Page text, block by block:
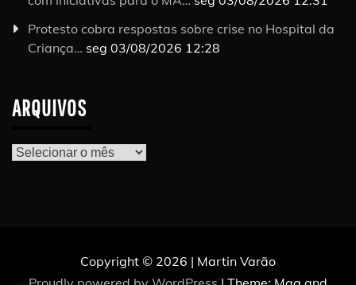
Protesto cobra respostas sobre crise no Hospital da
Criança… seg 03/08/2026 12:28
ARQUIVOS
Arquivos
Copyright © 2026 | Martin Varão